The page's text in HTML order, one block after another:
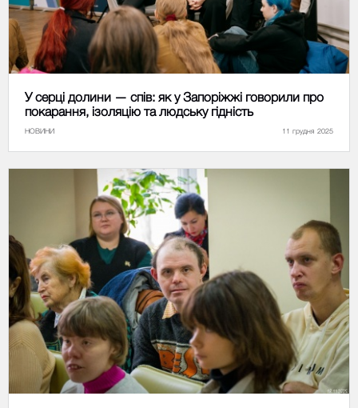
У серці долини — спів: як у Запоріжжі говорили про
покарання, ізоляцію та людську гідність
НОВИНИ 11 грудня 2025